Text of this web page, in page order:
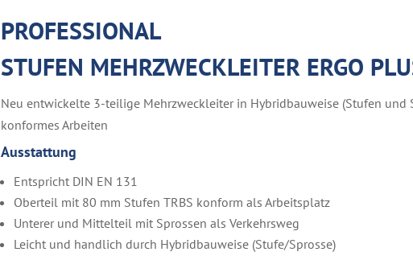
PROFESSIONAL
STUFEN MEHRZWECKLEITER ERGO
Neu entwickelte 3-teilige Mehrzweckleiter in Hybridbauweise (Stufen und
konformes Arbeiten
Ausstattung
Entspricht DIN EN 131
Oberteil mit 80 mm Stufen TRBS konform als Arbeitsplatz
Unterer und Mittelteil mit Sprossen als Verkehrsweg
Leicht und handlich durch Hybridbauweise (Stufe/Sprosse)